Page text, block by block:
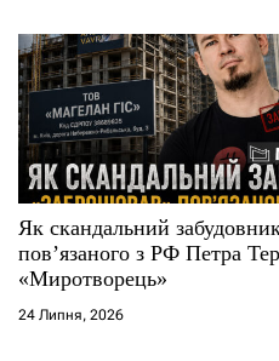
Як скандальний
повʼязаного з РФ Петра
«Миротворець»
24 Липня, 2026